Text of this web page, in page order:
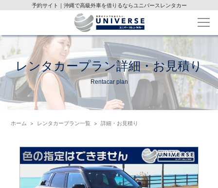
予約サイト｜沖縄で高級外車を借りるならユニバースレンタカー
レンタカープラン詳細・お見積り
Rentacar plan
ホーム レンタカープラン一覧 詳細・お見積り